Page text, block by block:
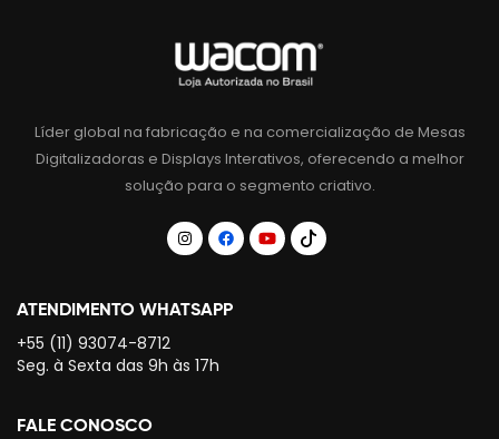
Líder global na fabricação e na comercialização de Mesas
Digitalizadoras e Displays Interativos, oferecendo a melhor
solução para o segmento criativo.
ATENDIMENTO WHATSAPP
+55 (11) 93074-8712
Seg. à Sexta das 9h às 17h
FALE CONOSCO